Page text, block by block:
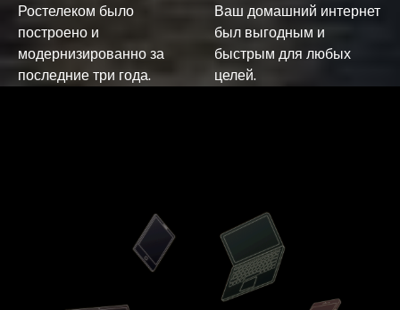
Ростелеком было
построено и
модернизированно за
последние три года.
Ваш домашний интернет
был выгодным и
быстрым для любых
целей.